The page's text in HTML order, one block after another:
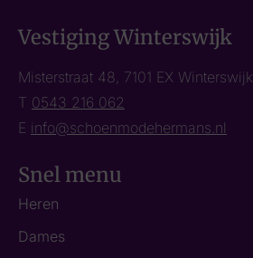
Vestiging Winterswijk
Misterstraat 48, 7101 EX Winterswijk
T 0543 216 062
E info@schoenmodehermans.nl
Snel menu
Heren
Dames